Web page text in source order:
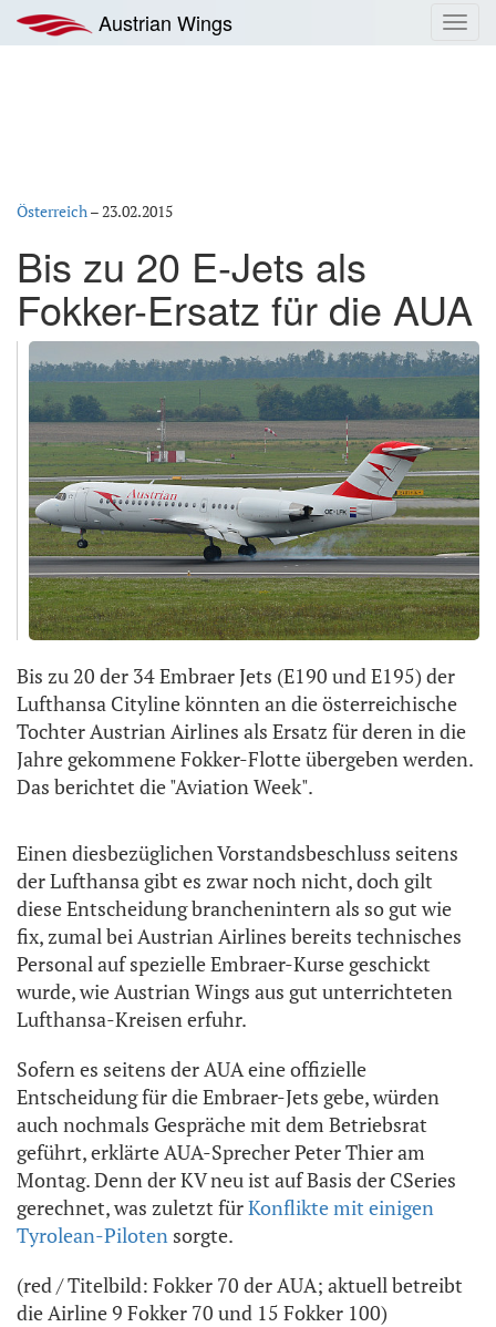
Inhalt
springen
Austrian Wings
Österreich–23.02.2015
Bis zu 20 E-Jets als
Fokker-Ersatz für die AUA
Bis zu 20 der 34 Embraer Jets (E190 und E195) der
Lufthansa Cityline könnten an die österreichische
Tochter Austrian Airlines als Ersatz für deren in die
Jahre gekommene Fokker-Flotte übergeben werden.
Das berichtet die "Aviation Week".
Einen diesbezüglichen Vorstandsbeschluss seitens
der Lufthansa gibt es zwar noch nicht, doch gilt
diese Entscheidung branchenintern als so gut wie
fix, zumal bei Austrian Airlines bereits technisches
Personal auf spezielle Embraer-Kurse geschickt
wurde, wie Austrian Wings aus gut unterrichteten
Lufthansa-Kreisen erfuhr.
Sofern es seitens der AUA eine offizielle
Entscheidung für die Embraer-Jets gebe, würden
auch nochmals Gespräche mit dem Betriebsrat
geführt, erklärte AUA-Sprecher Peter Thier am
Montag. Denn der KV neu ist auf Basis der CSeries
gerechnet, was zuletzt fürKonflikte mit einigen
Tyrolean-Piloten sorgte.
(red / Titelbild: Fokker 70 der AUA; aktuell betreibt
die Airline 9 Fokker 70 und 15 Fokker 100)